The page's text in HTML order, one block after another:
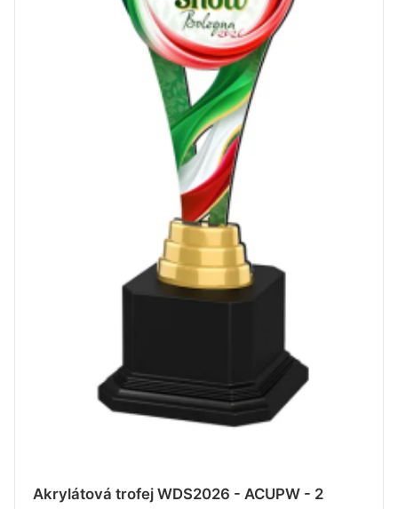
Akrylátová trofej WDS2026 - ACUPW - 2